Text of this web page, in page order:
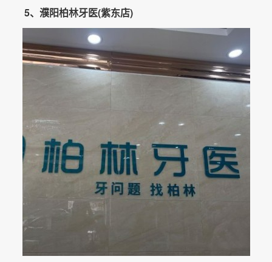
5、濮阳柏林牙医(紫东店)